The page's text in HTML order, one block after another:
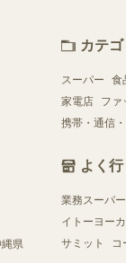
県
カテ
スーパー 食
家電店
ファ
携帯・通信
よく
業務スーパー
イトーヨー
サミット
コ